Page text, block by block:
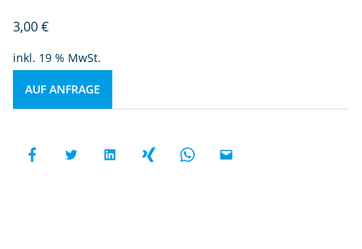
3,00€
inkl. 19 % MwSt.
AUF ANFRAGE